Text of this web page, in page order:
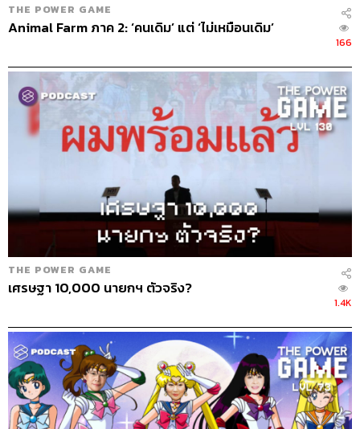
THE POWER GAME
Animal Farm ภาค 2: ‘คนเดิม’ แต่ ‘ไม่เหมือนเดิม’
166
THE POWER GAME
เศรษฐา 10,000 นายกฯ ตัวจริง?
1.4K